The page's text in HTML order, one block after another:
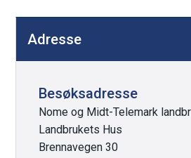
Adresse
Besøksadresse
Nome og Midt-Telemark
Landbrukets Hus
Brennavegen 30